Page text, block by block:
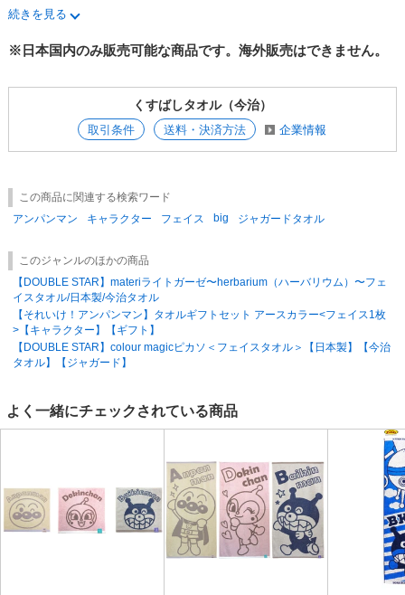
在庫がある商品に関しましては、昼12時までのご注文は当日出荷させてい
ただきます。昼12時以降のご注文は、翌営業日の出荷となります。
続きを見る
※日本国内のみ販売可能な商品です。海外販売はできません。
くすばしタオル（今治）
取引条件 送料・決済方法 企業情報
この商品に関連する検索ワード
アンパンマン
キャラクター フェイス big ジャガードタオル
このジャンルのほかの商品
【DOUBLE STAR】materiライトガーゼ〜herbarium（ハーバリウム）〜フェ
イスタオル/日本製/今治タオル
【それいけ！アンパンマン】タオルギフトセット アースカラー<フェイス1枚
>【キャラクター】【ギフト】
【DOUBLE STAR】colour magicピカソ＜フェイスタオル＞【日本製】【今治
タオル】【ジャガード】
よく一緒にチェックされている商品